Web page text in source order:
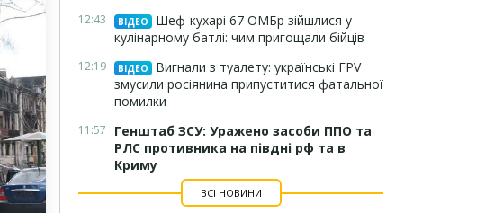
12:43 ВІДЕО
Шеф-кухарі 67 ОМБр зійшлися у
кулінарному батлі: чим пригощали бійців
12:19 ВІДЕО
Вигнали з туалету: українські FPV
змусили росіянина припуститися фатальної
помилки
11:57
Генштаб ЗСУ: Уражено засоби ППО та
РЛС противника на півдні рф та в
Криму
ВСІ НОВИНИ